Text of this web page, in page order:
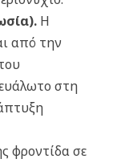
Η
από την
στη
φροντίδα σε